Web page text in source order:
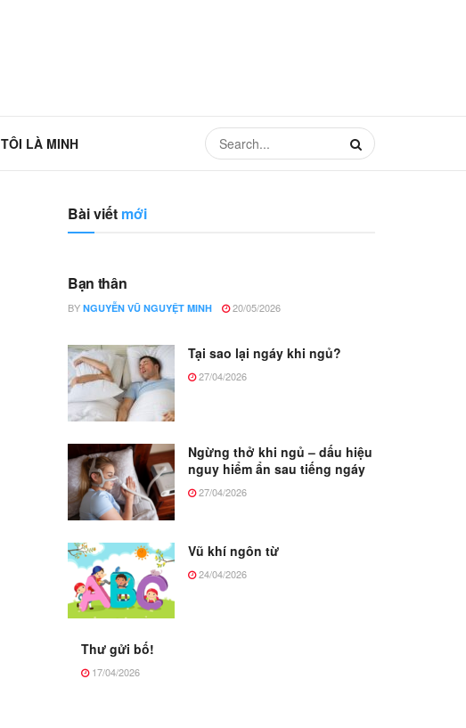
TÔI LÀ MINH
Bài viết mới
Bạn thân
BY NGUYỄN VŨ NGUYỆT MINH 20/05/2026
Tại sao lại ngáy khi ngủ?
27/04/2026
Ngừng thở khi ngủ – dấu hiệu
nguy hiểm ẩn sau tiếng ngáy
27/04/2026
Vũ khí ngôn từ
24/04/2026
Thư gửi bố!
17/04/2026